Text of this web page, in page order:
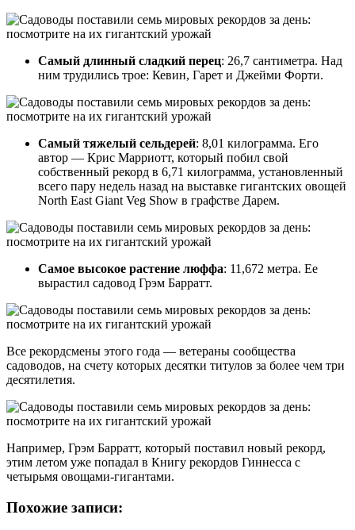
Самый длинный сладкий перец: 26,7 сантиметра. Над
ним трудились трое: Кевин, Гарет и Джейми Форти.
Самый тяжелый сельдерей: 8,01 килограмма. Его
автор — Крис Марриотт, который побил свой
собственный рекорд в 6,71 килограмма, установленный
всего пару недель назад на выставке гигантских овощей
North East Giant Veg Show в графстве Дарем.
Самое высокое растение люффа: 11,672 метра. Ее
вырастил садовод Грэм Барратт.
Все рекордсмены этого года — ветераны сообщества
садоводов, на счету которых десятки титулов за более чем три
десятилетия.
Например, Грэм Барратт, который поставил новый рекорд,
этим летом уже попадал в Книгу рекордов Гиннесса с
четырьмя овощами-гигантами.
Похожие записи: